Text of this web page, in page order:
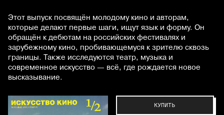
Этот выпуск посвящён молодому кино и авторам,
которые делают первые шаги, ищут язык и форму. Он
обращён к дебютам на российских фестивалях и
зарубежному кино, пробивающемуся к зрителю сквозь
границы. Также исследуются театр, музыка и
современное искусство — всё, где рождается новое
высказывание.
КУПИТЬ